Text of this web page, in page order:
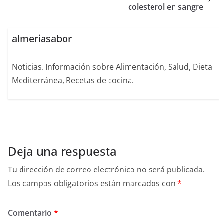
colesterol en sangre
almeriasabor
Noticias. Información sobre Alimentación, Salud, Dieta
Mediterránea, Recetas de cocina.
Deja una respuesta
Tu dirección de correo electrónico no será publicada.
Los campos obligatorios están marcados con *
Comentario *